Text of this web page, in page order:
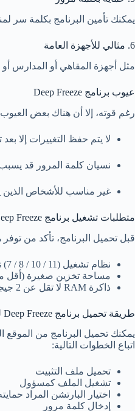
يمكنك تأمين البرنامج بكلمة
6. مثالي للأجهزة العامة
مثل أجهزة المقاهي أو المدارس
عيوب برنامج Deep Freeze
رغم قوته، إلا أن هناك بعض العيوب
لا يتم حفظ التغييرات إلا بعد
نسيان كلمة المرور قد
غير مناسب للأشخاص
متطلبات تشغيل برنامج Deep Freeze
قبل تحميل البرنامج، تأكد من
نظام تشغيل Windows (7 / 8 / 10 / 11)
مساحة تخزين صغيرة (أقل من 50
ذاكرة RAM لا تقل عن 2 جيجابايت
طريقة تحميل برنامج Deep Freeze للكمبيوتر
يمكنك تحميل البرنامج من
اتباع الخطوات التالية:
تحميل ملف التثبيت
تشغيل الملف كمسؤول
اختيار البارتشن المراد
إدخال كلمة مرور